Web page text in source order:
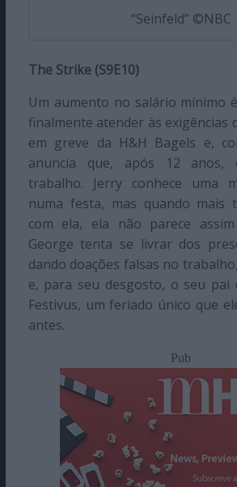
“Seinfeld” ©NBC
The Strike (S9E10)
Um aumento no salário mínimo
finalmente atender às exigências
em greve da H&H Bagels e,
anuncia que, após 12 anos,
trabalho. Jerry conhece uma
numa festa, mas quando mais
com ela, ela não parece
George tenta se livrar dos
dando doações falsas no
e, para seu desgosto, o seu pai
Festivus, um feriado único que
antes.
Pub